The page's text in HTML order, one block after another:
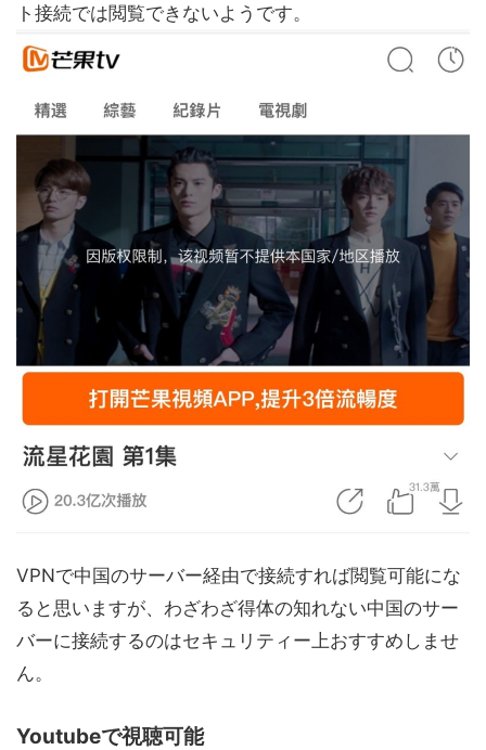
ト接続では閲覧できないようです。
VPNで中国のサーバー経由で接続すれば閲覧可能にな
ると思いますが、わざわざ得体の知れない中国のサー
バーに接続するのはセキュリティー上おすすめしませ
ん。
Youtubeで視聴可能